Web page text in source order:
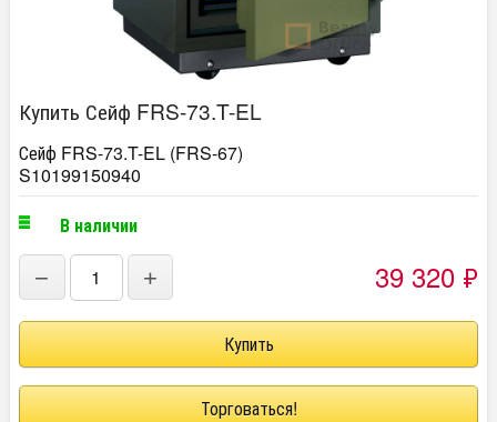
Купить Сейф FRS-73.T-EL
Сейф FRS-73.T-EL (FRS-67)
S10199150940
В наличии
− + 39 320 ₽
Торговаться!